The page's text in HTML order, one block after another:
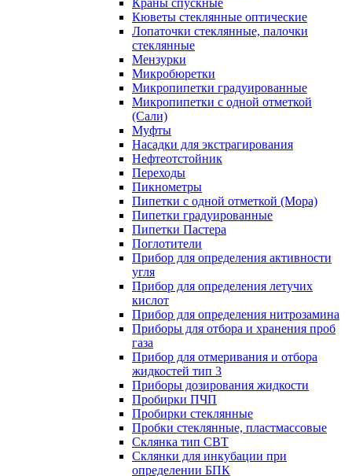
Краны спускные
Кюветы стеклянные оптические
Лопаточки стеклянные, палочки
стеклянные
Мензурки
Микробюретки
Микропипетки градуированные
Микропипетки с одной отметкой
(Сали)
Муфты
Насадки для экстрагирования
Нефтеотстойник
Переходы
Пикнометры
Пипетки с одной отметкой (Мора)
Пипетки градуированные
Пипетки Пастера
Поглотители
Прибор для определения активности
угля
Прибор для определения летучих
кислот
Прибор для определения нитрозамина
Приборы для отбора и хранения проб
газа
Прибор для отмеривания и отбора
жидкостей тип 3
Приборы дозирования жидкости
Пробирки ПЧП
Пробирки стеклянные
Пробки стеклянные, пластмассовые
Склянка тип СВТ
Склянки для инкубации при
определении БПК